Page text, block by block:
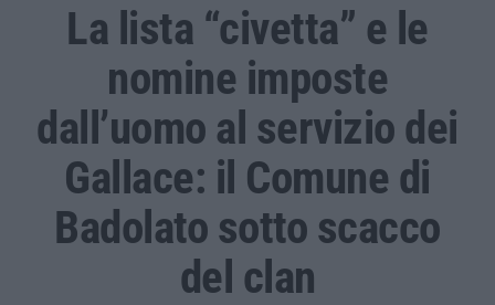
La lista “civetta” e le
nomine imposte
dall’uomo al servizio dei
Gallace: il Comune di
Badolato sotto scacco
del clan